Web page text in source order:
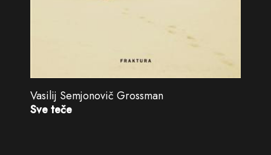
Vasilij Semjonovič Grossman
Sve teče